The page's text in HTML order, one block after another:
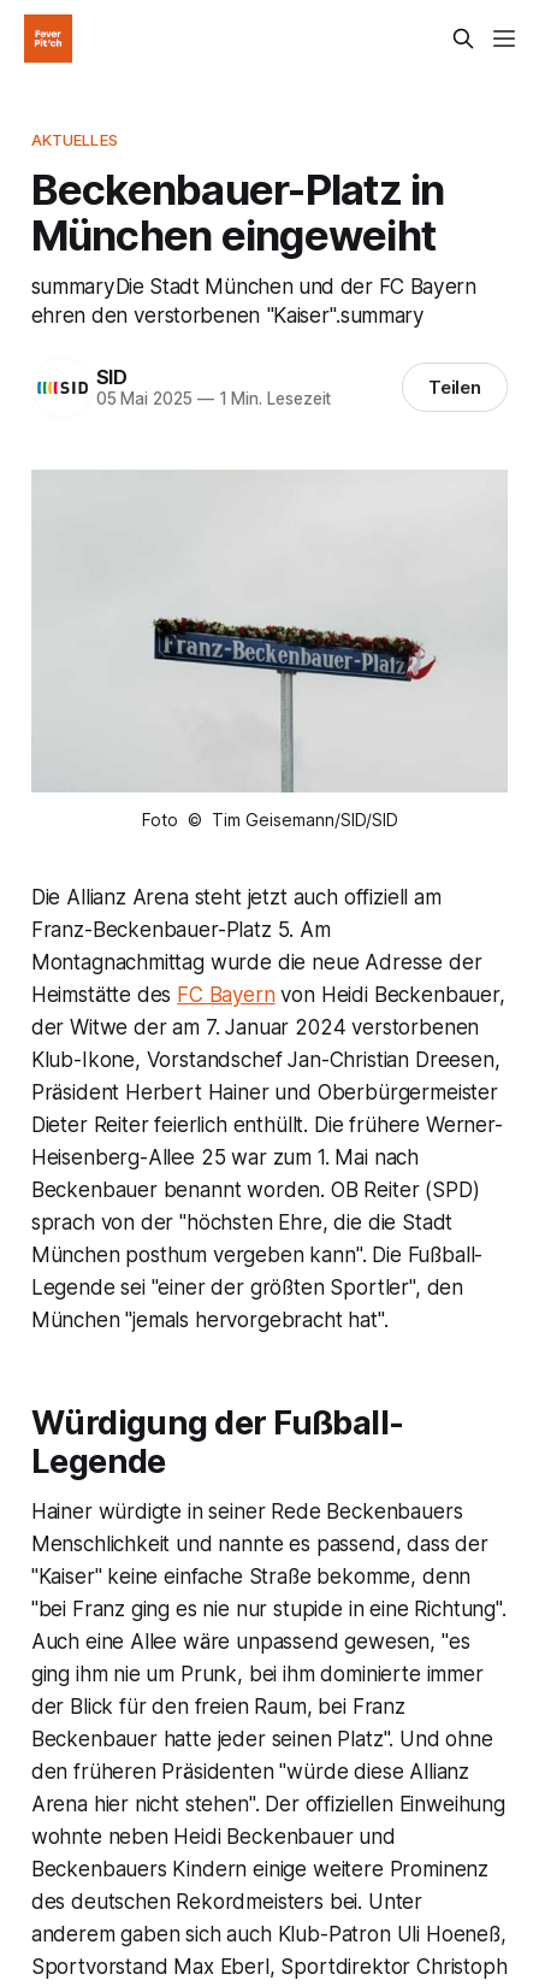
AKTUELLES
Beckenbauer-Platz in
München eingeweiht
summaryDie Stadt München und der FC Bayern
ehren den verstorbenen "Kaiser".summary
SID
05 Mai 2025 —1 Min. Lesezeit Teilen
Foto © Tim Geisemann/SID/SID
Die Allianz Arena steht jetzt auch offiziell am
Franz-Beckenbauer-Platz 5. Am
Montagnachmittag wurde die neue Adresse der
Heimstätte des FC Bayernvon Heidi Beckenbauer,
der Witwe der am 7. Januar 2024 verstorbenen
Klub-Ikone, Vorstandschef Jan-Christian Dreesen,
Präsident Herbert Hainer und Oberbürgermeister
Dieter Reiter feierlich enthüllt. Die frühere Werner-
Heisenberg-Allee 25 war zum 1. Mai nach
Beckenbauer benannt worden. OB Reiter (SPD)
sprach von der "höchsten Ehre, die die Stadt
München posthum vergeben kann". Die Fußball-
Legende sei "einer der größten Sportler", den
München "jemals hervorgebracht hat".
Würdigung der Fußball-
Legende
Hainer würdigte in seiner Rede Beckenbauers
Menschlichkeit und nannte es passend, dass der
"Kaiser" keine einfache Straße bekomme, denn
"bei Franz ging es nie nur stupide in eine Richtung".
Auch eine Allee wäre unpassend gewesen, "es
ging ihm nie um Prunk, bei ihm dominierte immer
der Blick für den freien Raum, bei Franz
Beckenbauer hatte jeder seinen Platz". Und ohne
den früheren Präsidenten "würde diese Allianz
Arena hier nicht stehen". Der offiziellen Einweihung
wohnte neben Heidi Beckenbauer und
Beckenbauers Kindern einige weitere Prominenz
des deutschen Rekordmeisters bei. Unter
anderem gaben sich auch Klub-Patron Uli Hoeneß,
Sportvorstand Max Eberl, Sportdirektor Christoph